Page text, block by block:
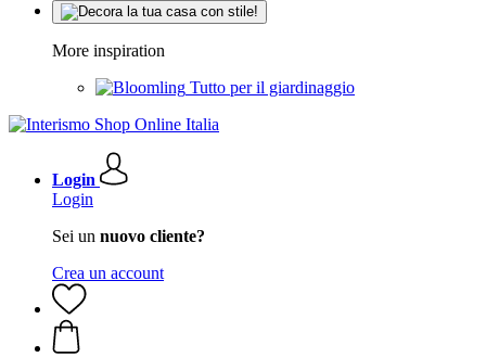
More inspiration
Tutto per il giardinaggio
Login
Login
Sei un nuovo cliente?
Crea un account